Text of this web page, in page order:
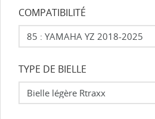
COMPATIBILITÉ
TYPE DE BIELLE